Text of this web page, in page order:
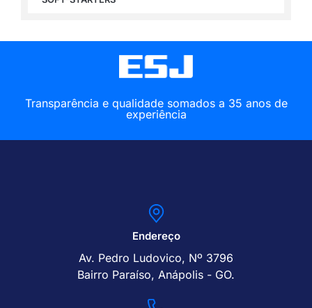
Transparência e qualidade somados a 35 anos de
experiência
Endereço
Av. Pedro Ludovico, Nº 3796
Bairro Paraíso, Anápolis - GO.